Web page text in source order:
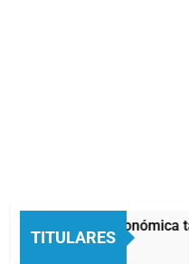
TITULARES
La crisis económica
10 Horas Atrás